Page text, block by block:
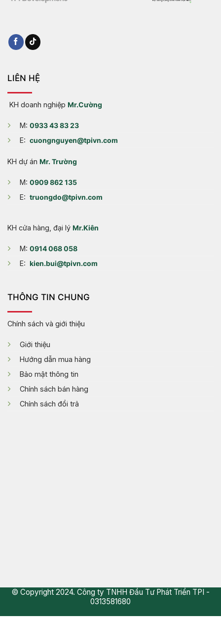
LIÊN HỆ
KH doanh nghiệp Mr.Cường
M: 0933 43 83 23
E: cuongnguyen@tpivn.com
KH dự án Mr. Trường
M: 0909 862 135
E: truongdo@tpivn.com
KH cửa hàng, đại lý Mr.Kiên
M: 0914 068 058
E: kien.bui@tpivn.com
THÔNG TIN CHUNG
Chính sách và giới thiệu
Giới thiệu
Hướng dẫn mua hàng
Bảo mật thông tin
Chính sách bán hàng
Chính sách đổi trả
© Copyright 2024. Công ty TNHH Đầu Tư Phát Triển TPI -
0313581680